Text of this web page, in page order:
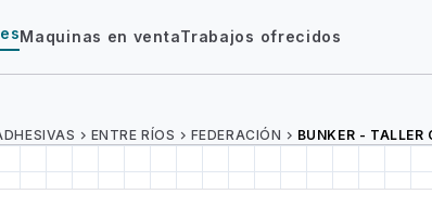
Maquinas en ventaTrabajos ofrecidos
chevron_right ENTRE RÍOS chevron_right FEDERACIÓN chevron_right BUNKER - TALLER